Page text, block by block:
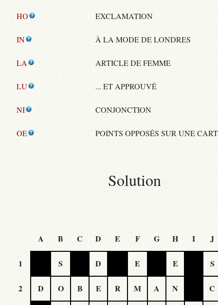
HO EXCLAMATION
IN À LA MODE DE LONDRES
LA ARTICLE DE FEMME
LU ... ET APPROUVÉ
NI CONJONCTION
OE POINTS OPPOSÉS SUR UNE
Solution
A B C D E F G H I J
1 S D E E S
2 D O B E R M A N C